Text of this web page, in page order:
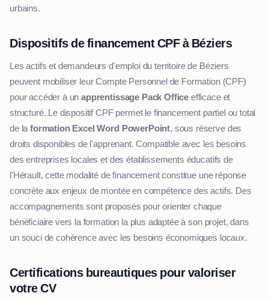
urbains.
Dispositifs de financement CPF à Béziers
Les actifs et demandeurs d'emploi du territoire de Béziers
peuvent mobiliser leur Compte Personnel de Formation (CPF)
pour accéder à unapprentissage Pack Office efficace et
structuré. Le dispositif CPF permet le financement partiel ou total
de laformation Excel Word PowerPoint, sous réserve des
droits disponibles de l'apprenant. Compatible avec les besoins
des entreprises locales et des établissements éducatifs de
l'Hérault, cette modalité de financement constitue une réponse
concrète aux enjeux de montée en compétence des actifs. Des
accompagnements sont proposés pour orienter chaque
bénéficiaire vers la formation la plus adaptée à son projet, dans
un souci de cohérence avec les besoins économiques locaux.
Certifications bureautiques pour valoriser
votre CV